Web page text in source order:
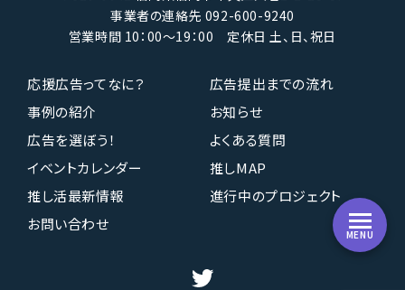
事業者の連絡先 092-600-9240
営業時間 10：00〜19：00 定休日 土、日、祝日
MENU
応援広告ってなに？
広告提出までの流れ
事例の紹介
お知らせ
広告を選ぼう！
よくある質問
イベントカレンダー
推しMAP
推し活最新情報
進行中のプロジェクト
お問い合わせ